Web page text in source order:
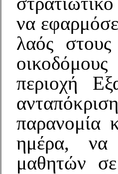
να
λαός στους
περιοχή
παρανομία
ημέρα, να
μαθητών